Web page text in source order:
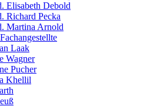
Elisabeth Debold
Richard Pecka
Martina Arnold
Laak
Wagner
Pucher
Khellil